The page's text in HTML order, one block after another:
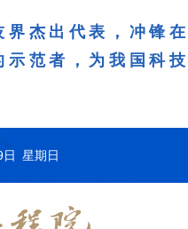
界杰出代表，冲锋
示范者，为我国科
日 星期日